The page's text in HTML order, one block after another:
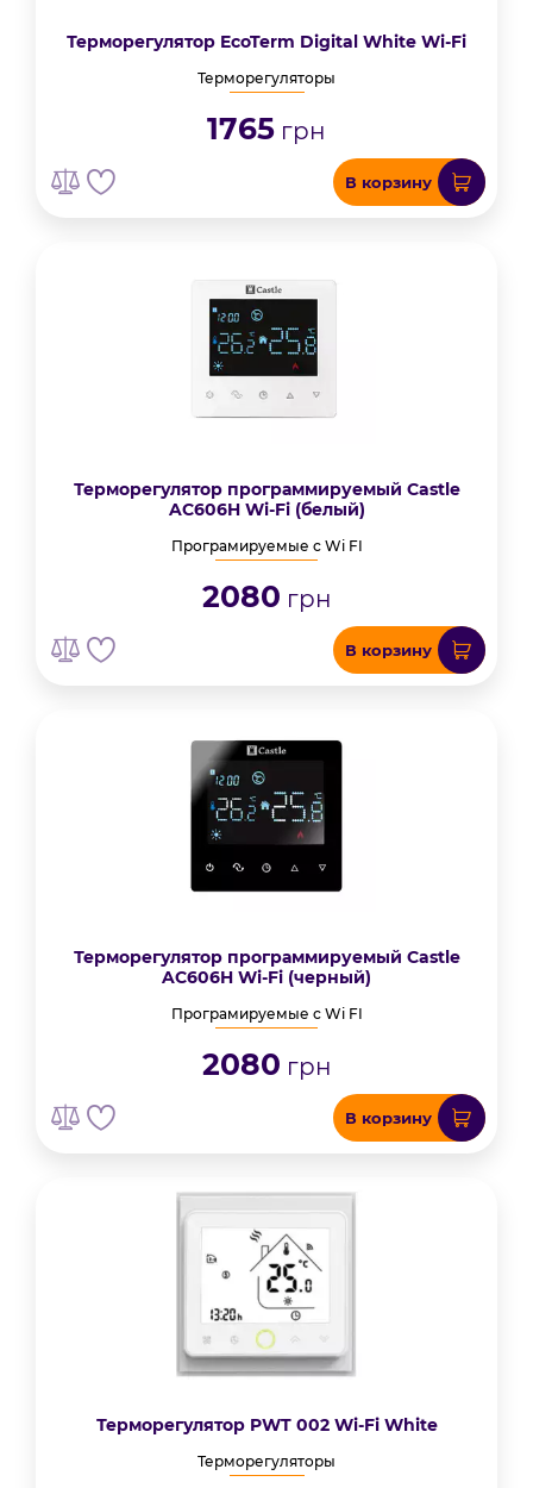
Терморегулятор EcoTerm Digital White Wi-Fi
Терморегуляторы
1765 грн
В корзину
Терморегулятор программируемый Castle
AC606H Wi-Fi (белый)
Програмируемые с Wi FI
2080 грн
В корзину
Терморегулятор программируемый Castle
AC606H Wi-Fi (черный)
Програмируемые с Wi FI
2080 грн
В корзину
Терморегулятор PWT 002 Wi-Fi White
Терморегуляторы